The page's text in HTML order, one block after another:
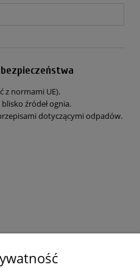
z normami UE).
źródeł ognia.
dotyczącymi odpadów.
UE